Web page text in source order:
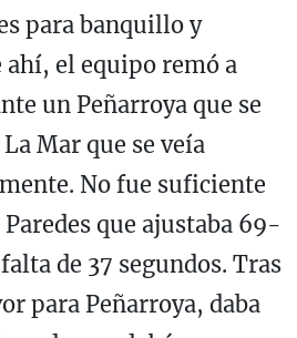
para banquillo y
ahí, el equipo remó a
un Peñarroya que se
Mar que se veía
No fue suficiente
que ajustaba 69-
de 37 segundos. Tras
para Peñarroya, daba